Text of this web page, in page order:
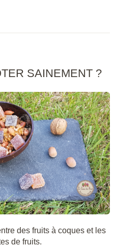
SAINEMENT ?
des fruits à coques et les
de fruits.